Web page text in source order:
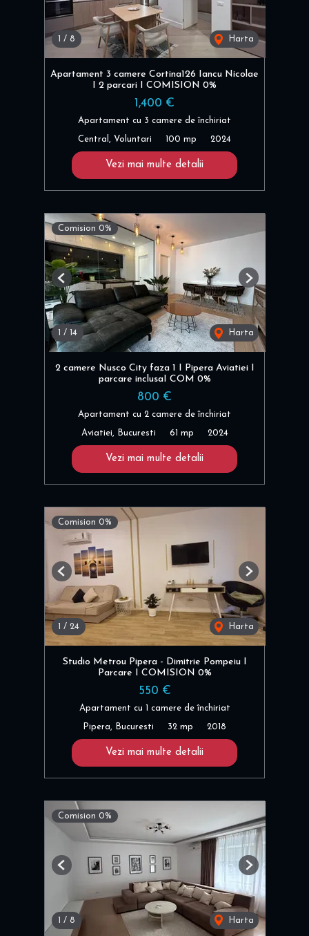
/ 8 Harta
Apartament 3 camere Cortina126 Iancu Nicolae
I 2 parcari I COMISION 0%
1,400 €
Apartament cu 3 camere de închiriat
Central, Voluntari 100 mp 2024
Vezi mai multe detalii
Comision 0%
1 / 14 Harta
Previous Next
2 camere Nusco City faza 1 I Pipera Aviatiei I
parcare inclusaI COM 0%
800 €
Apartament cu 2 camere de închiriat
Aviatiei, Bucuresti 61 mp 2024
Vezi mai multe detalii
Comision 0%
1 / 24 Harta
Previous Next
Studio Metrou Pipera - Dimitrie Pompeiu I
Parcare I COMISION 0%
550 €
Apartament cu 1 camere de închiriat
Pipera, Bucuresti 32 mp 2018
Vezi mai multe detalii
Comision 0%
1 / 8 Harta
Previous Next